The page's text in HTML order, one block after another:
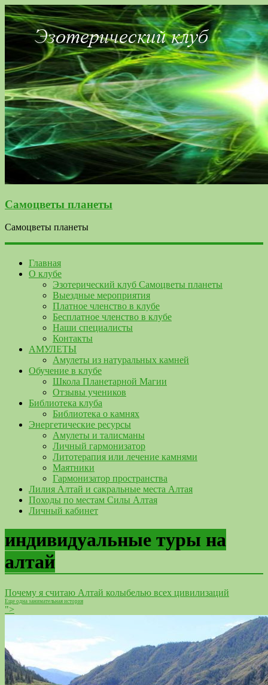
Самоцветы планеты
Самоцветы планеты
Главная
О клубе
Эзотерический клуб Самоцветы планеты
Выездные мероприятия
Платное членство в клубе
Бесплатное членство в клубе
Наши специалисты
Контакты
АМУЛЕТЫ
Амулеты из натуральных камней
Обучение в клубе
Школа Планетарной Магии
Отзывы учеников
Библиотека клуба
Библиотека о камнях
Энергетические ресурсы
Амулеты и талисманы
Личный гармонизатор
Литотерапия или лечение камнями
Маятники
Гармонизатор пространства
Лилия Алтай и сакральные места Алтая
Походы по местам Силы Алтая
Личный кабинет
индивидуальные туры на
алтай
Почему я считаю Алтай колыбелью всех цивилизаций
Еще одна занимательная история
">